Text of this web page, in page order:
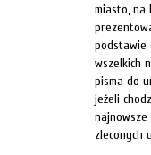
miasto, na
podstawie
wszelkich
pisma do
jeżeli
zleconych